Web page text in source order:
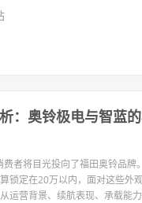
：奥铃极电与智蓝
者将目光投向了福田奥铃品牌
锁定在20万以内，面对这些
运营背景、续航表现、承载能